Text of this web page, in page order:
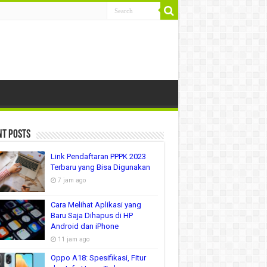
Posts
Link Pendaftaran PPPK 2023
Terbaru yang Bisa Digunakan
7 jam ago
Cara Melihat Aplikasi yang
Baru Saja Dihapus di HP
Android dan iPhone
11 jam ago
Oppo A18: Spesifikasi, Fitur